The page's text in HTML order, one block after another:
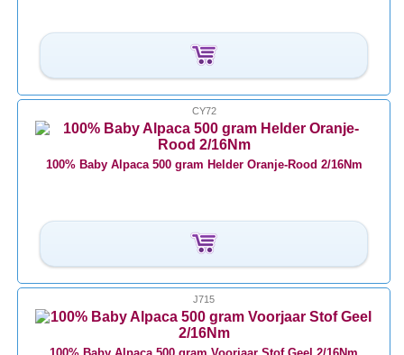
CY72
100% Baby Alpaca 500 gram Helder Oranje-Rood 2/16Nm
J715